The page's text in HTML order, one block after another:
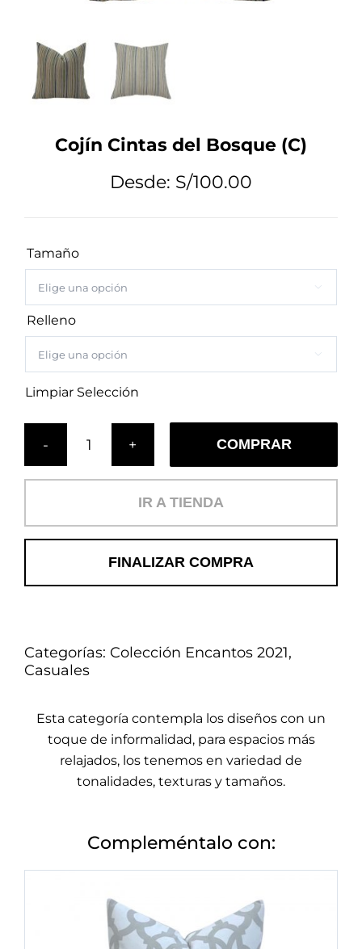
Tips de Diseño
Mi Cuenta
Carrito
Cojín Cintas del Bosque (C)
Desde: S/100.00
Tamaño

Relleno

Limpiar Selección
Cojín
(C)
cantidad
COMPRAR
IR A TIENDA
FINALIZAR COMPRA
Categorías: Colección Encantos 2021,
Casuales
Esta categoría contempla los diseños con un
toque de informalidad, para espacios más
relajados, los tenemos en variedad de
tonalidades, texturas y tamaños.
Compleméntalo con: